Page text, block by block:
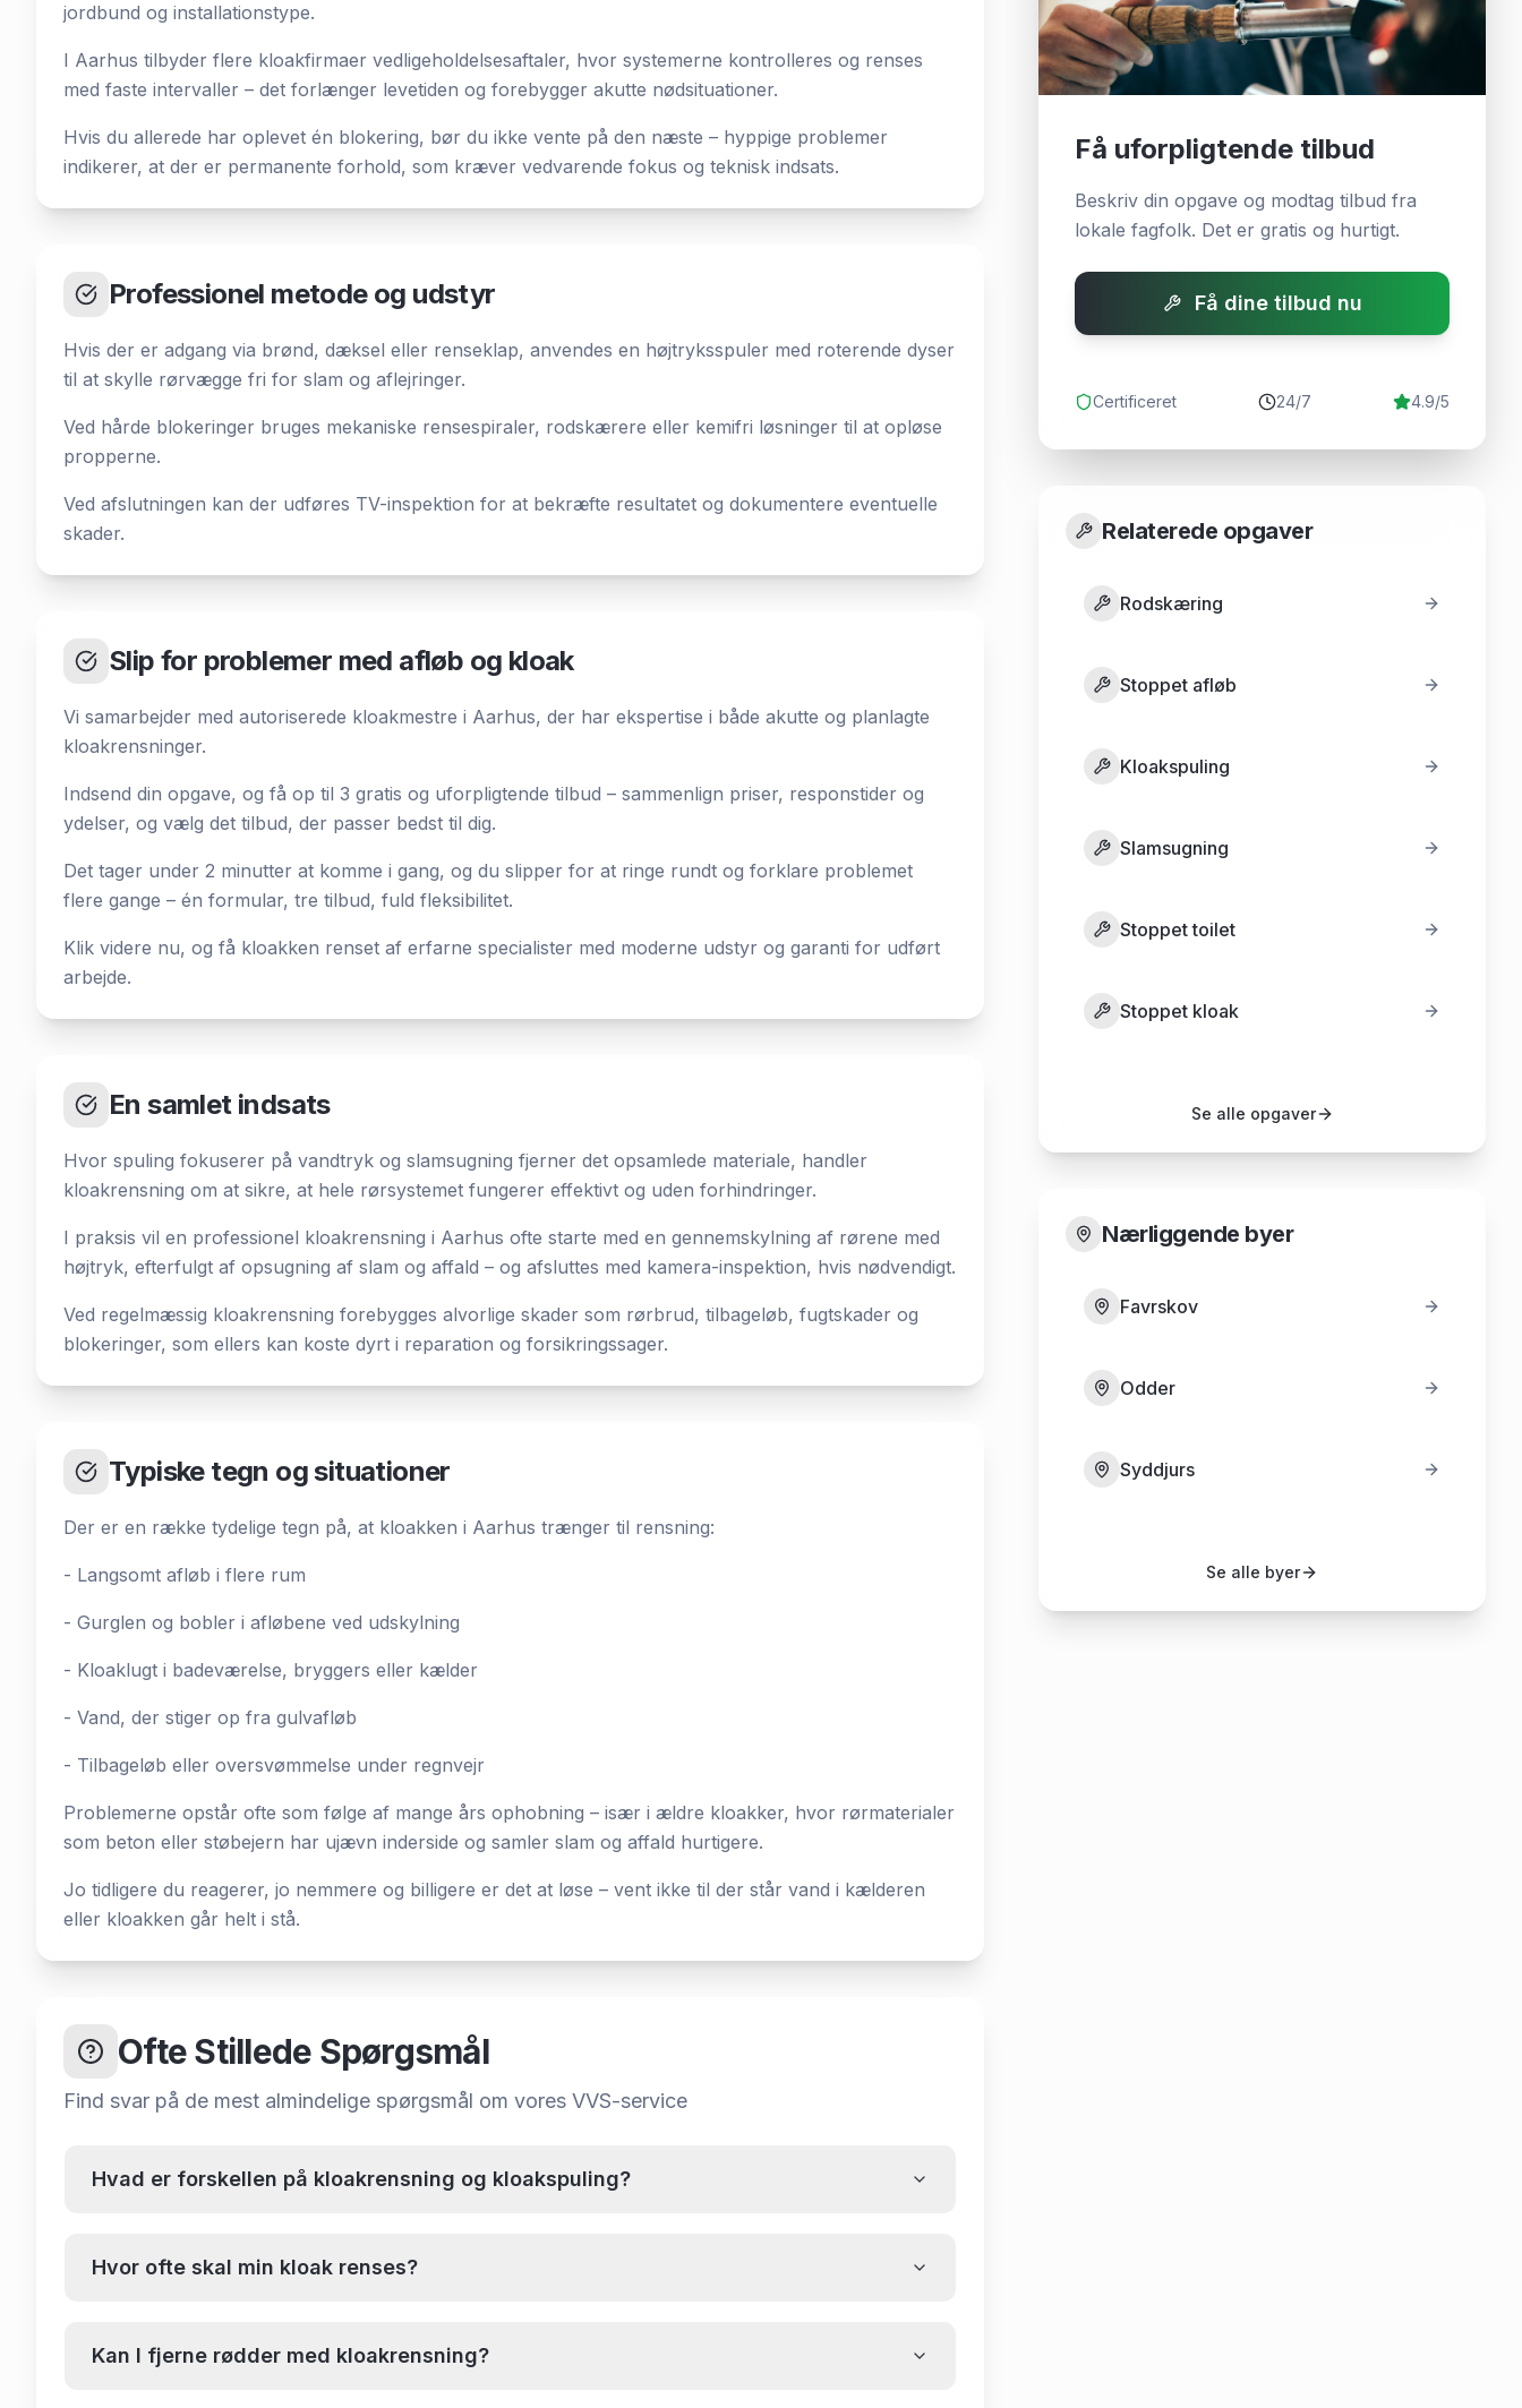
jordbund og installationstype.
I Aarhus tilbyder flere kloakfirmaer vedligeholdelsesaftaler, hvor systemerne kontrolleres og renses
med faste intervaller – det forlænger levetiden og forebygger akutte nødsituationer.
Hvis du allerede har oplevet én blokering, bør du ikke vente på den næste – hyppige problemer
indikerer, at der er permanente forhold, som kræver vedvarende fokus og teknisk indsats.
Professionel metode og udstyr
Hvis der er adgang via brønd, dæksel eller renseklap, anvendes en højtryksspuler med roterende dyser
til at skylle rørvægge fri for slam og aflejringer.
Ved hårde blokeringer bruges mekaniske rensespiraler, rodskærere eller kemifri løsninger til at opløse
propperne.
Ved afslutningen kan der udføres TV-inspektion for at bekræfte resultatet og dokumentere eventuelle
skader.
Slip for problemer med afløb og kloak
Vi samarbejder med autoriserede kloakmestre i Aarhus, der har ekspertise i både akutte og planlagte
kloakrensninger.
Indsend din opgave, og få op til 3 gratis og uforpligtende tilbud – sammenlign priser, responstider og
ydelser, og vælg det tilbud, der passer bedst til dig.
Det tager under 2 minutter at komme i gang, og du slipper for at ringe rundt og forklare problemet
flere gange – én formular, tre tilbud, fuld fleksibilitet.
Klik videre nu, og få kloakken renset af erfarne specialister med moderne udstyr og garanti for udført
arbejde.
En samlet indsats
Hvor spuling fokuserer på vandtryk og slamsugning fjerner det opsamlede materiale, handler
kloakrensning om at sikre, at hele rørsystemet fungerer effektivt og uden forhindringer.
I praksis vil en professionel kloakrensning i Aarhus ofte starte med en gennemskylning af rørene med
højtryk, efterfulgt af opsugning af slam og affald – og afsluttes med kamera-inspektion, hvis nødvendigt.
Ved regelmæssig kloakrensning forebygges alvorlige skader som rørbrud, tilbageløb, fugtskader og
blokeringer, som ellers kan koste dyrt i reparation og forsikringssager.
Typiske tegn og situationer
Der er en række tydelige tegn på, at kloakken i Aarhus trænger til rensning:
- Langsomt afløb i flere rum
- Gurglen og bobler i afløbene ved udskylning
- Kloaklugt i badeværelse, bryggers eller kælder
- Vand, der stiger op fra gulvafløb
- Tilbageløb eller oversvømmelse under regnvejr
Problemerne opstår ofte som følge af mange års ophobning – især i ældre kloakker, hvor rørmaterialer
som beton eller støbejern har ujævn inderside og samler slam og affald hurtigere.
Jo tidligere du reagerer, jo nemmere og billigere er det at løse – vent ikke til der står vand i kælderen
eller kloakken går helt i stå.
Ofte Stillede Spørgsmål
Find svar på de mest almindelige spørgsmål om vores VVS-service
Hvad er forskellen på kloakrensning og kloakspuling?
Hvor ofte skal min kloak renses?
Kan I fjerne rødder med kloakrensning?
Få uforpligtende tilbud
Beskriv din opgave og modtag tilbud fra
lokale fagfolk. Det er gratis og hurtigt.
Få dine tilbud nu
Certificeret 24/7 4.9/5
Relaterede opgaver
Rodskæring
Stoppet afløb
Kloakspuling
Slamsugning
Stoppet toilet
Stoppet kloak
Se alle opgaver
Nærliggende byer
Favrskov
Odder
Syddjurs
Se alle byer